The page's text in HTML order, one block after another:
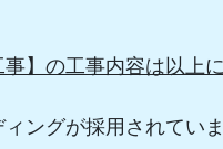
】の工事内容は以上に
ングが採用されて